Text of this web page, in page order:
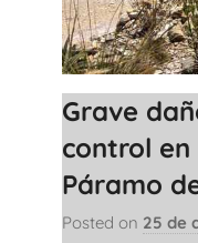
Grave
control
Páramo
Posted on 25 de